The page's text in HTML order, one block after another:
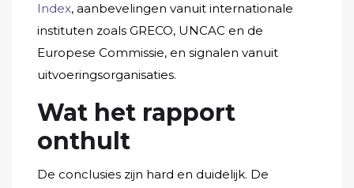
Index, aanbevelingen vanuit internationale
instituten zoals GRECO, UNCAC en de
Europese Commissie, en signalen vanuit
uitvoeringsorganisaties.
Wat het rapport
onthult
De conclusies zijn hard en duidelijk. De